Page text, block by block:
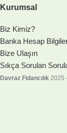
Kurumsal
Biz Kimiz?
Banka Hesap
Bize Ulaşın
Sıkça Sorulan
Davraz Fidancılık 2025